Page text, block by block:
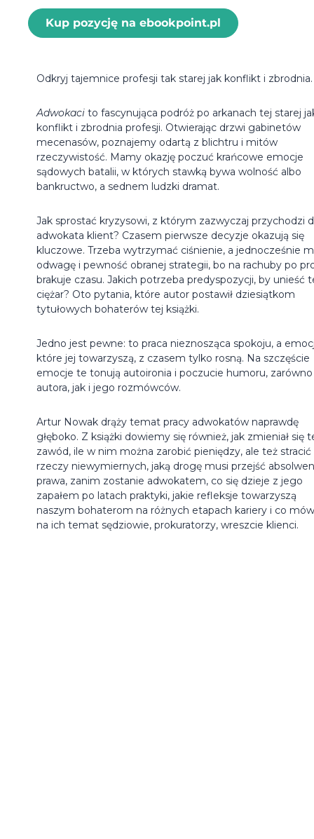
Kup pozycję na ebookpoint.pl
Odkryj tajemnice profesji tak starej jak konflikt i zbrodnia.
Adwokaci to fascynująca podróż po arkanach tej starej
konflikt i zbrodnia profesji. Otwierając drzwi gabinetów
mecenasów, poznajemy odartą z blichtru i mitów
rzeczywistość. Mamy okazję poczuć krańcowe emocje
sądowych batalii, w których stawką bywa wolność albo
bankructwo, a sednem ludzki dramat.
Jak sprostać kryzysowi, z którym zazwyczaj przychodzi
adwokata klient? Czasem pierwsze decyzje okazują się
kluczowe. Trzeba wytrzymać ciśnienie, a jednocześnie
odwagę i pewność obranej strategii, bo na rachuby po
brakuje czasu. Jakich potrzeba predyspozycji, by unieść
ciężar? Oto pytania, które autor postawił dziesiątkom
tytułowych bohaterów tej książki.
Jedno jest pewne: to praca nieznosząca spokoju, a
które jej towarzyszą, z czasem tylko rosną. Na szczęście
emocje te tonują autoironia i poczucie humoru, zarówno
autora, jak i jego rozmówców.
Artur Nowak drąży temat pracy adwokatów naprawdę
głęboko. Z książki dowiemy się również, jak zmieniał się
zawód, ile w nim można zarobić pieniędzy, ale też stracić
rzeczy niewymiernych, jaką drogę musi przejść
prawa, zanim zostanie adwokatem, co się dzieje z jego
zapałem po latach praktyki, jakie refleksje towarzyszą
naszym bohaterom na różnych etapach kariery i co
na ich temat sędziowie, prokuratorzy, wreszcie klienci.